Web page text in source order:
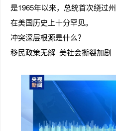
是1965年以来，总统首次绕
在美国历史上十分罕见。
冲突深层根源是什么？
移民政策无解 美社会撕裂加剧